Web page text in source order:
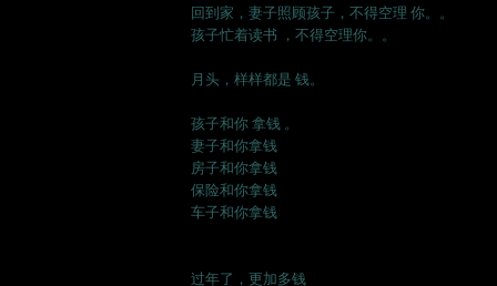
回到家，妻子照顾孩子，不得空理 你。。
孩子忙着读书 ，不得空理你。。
月头，样样都是 钱。
孩子和你 拿钱 。
妻子和你拿钱
房子和你拿钱
保险和你拿钱
车子和你拿钱
过年了，更加多钱